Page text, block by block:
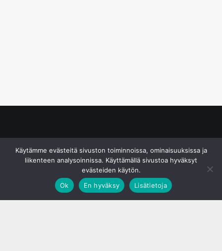
Käytämme evästeitä sivuston toiminnoissa, ominaisuuksissa ja
liikenteen analysoinnissa. Käyttämällä sivustoa hyväksyt
evästeiden käytön.
Ok
En hyväksy Lisätietoja